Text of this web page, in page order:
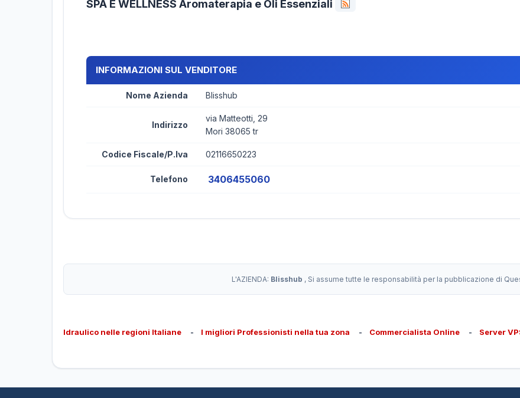
SPA E WELLNESS Aromaterapia e Oli Essenziali
INFORMAZIONI SUL VENDITORE
Nome Azienda Blisshub
Indirizzo
via Matteotti, 29
Mori 38065 tr
Codice Fiscale/P.Iva 02116650223
Telefono 3406455060
L'AZIENDA: Blisshub , Si assume tutte le responsabilità per la pubblicazione di
Idraulico nelle regioni Italiane - I migliori Professionisti nella tua zona - Commercialista Online - Server